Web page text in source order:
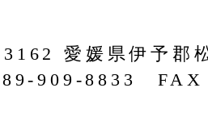
愛媛県伊予郡
909-8833 FAX